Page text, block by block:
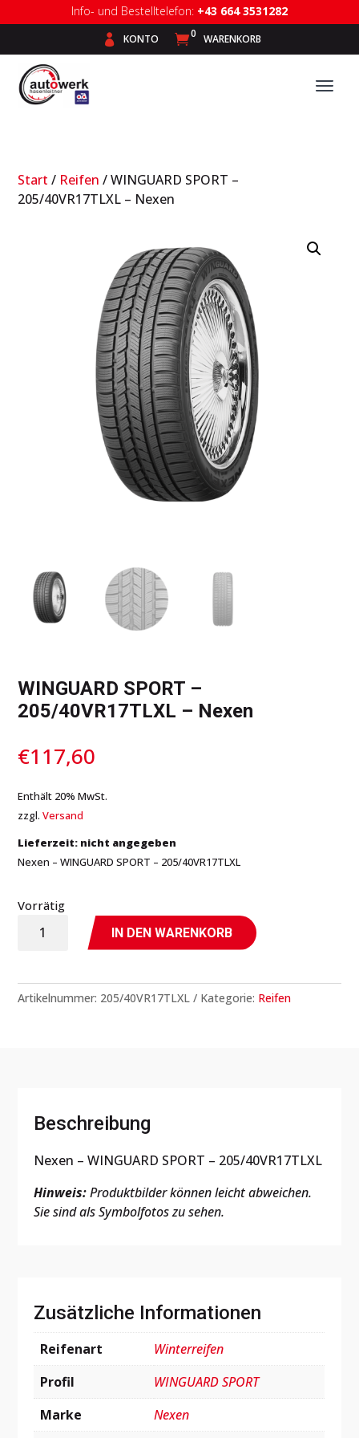
Info- und Bestelltelefon: +43 664 3531282
 KONTO 0 WARENKORB
Start / Reifen / WINGUARD SPORT –
205/40VR17TLXL – Nexen
WINGUARD SPORT –
205/40VR17TLXL – Nexen
€117,60
Enthält 20% MwSt.
zzgl.Versand
Lieferzeit: nicht angegeben
Nexen – WINGUARD SPORT – 205/40VR17TLXL
Vorrätig
WINGUARD
SPORT
205/40VR17TLXL
-
IN DEN WARENKORB
Artikelnummer: 205/40VR17TLXL Kategorie: Reifen
Beschreibung
Nexen – WINGUARD SPORT – 205/40VR17TLXL
Hinweis:Produktbilder können leicht abweichen.
Sie sind als Symbolfotos zu sehen.
Zusätzliche Informationen
Reifenart
Winterreifen
Profil
WINGUARD SPORT
Marke
Nexen